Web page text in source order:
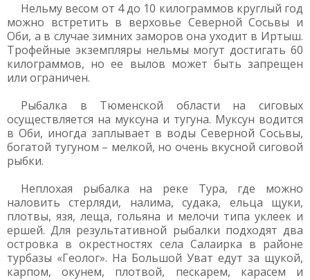
Нельму весом от 4 до 10 килограммов круглый год
можно встретить в верховье Северной Сосьвы и
Оби, а в случае зимних заморов она уходит в Иртыш.
Трофейные экземпляры нельмы могут достигать 60
килограммов, но ее вылов может быть запрещен
или ограничен.
Рыбалка в Тюменской области на сиговых
осуществляется на муксуна и тугуна. Муксун водится
в Оби, иногда заплывает в воды Северной Сосьвы,
богатой тугуном – мелкой, но очень вкусной сиговой
рыбки.
Неплохая рыбалка на реке Тура, где можно
наловить стерляди, налима, судака, ельца щуки,
плотвы, язя, леща, гольяна и мелочи типа уклеек и
ершей. Для результативной рыбалки подходят два
островка в окрестностях села Салаирка в районе
турбазы «Геолог». На Большой Уват едут за щукой,
карпом, окунем, плотвой, пескарем, карасем и